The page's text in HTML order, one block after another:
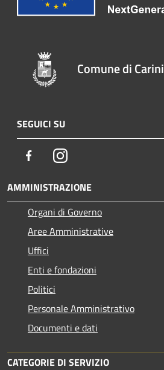
Comune di Carini
SEGUICI SU
FacebookInstagram
AMMINISTRAZIONE
Organi di Governo
Aree Amministrative
Uffici
Enti e fondazioni
Politici
Personale Amministrativo
Documenti e dati
CATEGORIE DI SERVIZIO